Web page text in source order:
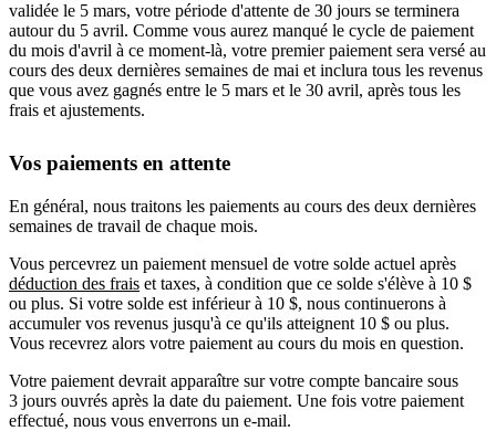
validée le 5 mars, votre période d'attente de 30 jours se terminera
autour du 5 avril. Comme vous aurez manqué le cycle de paiement
du mois d'avril à ce moment-là, votre premier paiement sera versé au
cours des deux dernières semaines de mai et inclura tous les revenus
que vous avez gagnés entre le 5 mars et le 30 avril, après tous les
frais et ajustements.
Vos paiements en attente
En général, nous traitons les paiements au cours des deux dernières
semaines de travail de chaque mois.
Vous percevrez un paiement mensuel de votre solde actuel après
déduction des frais et taxes, à condition que ce solde s'élève à 10 $
ou plus. Si votre solde est inférieur à 10 $, nous continuerons à
accumuler vos revenus jusqu'à ce qu'ils atteignent 10 $ ou plus.
Vous recevrez alors votre paiement au cours du mois en question.
Votre paiement devrait apparaître sur votre compte bancaire sous
3 jours ouvrés après la date du paiement. Une fois votre paiement
effectué, nous vous enverrons un e-mail.